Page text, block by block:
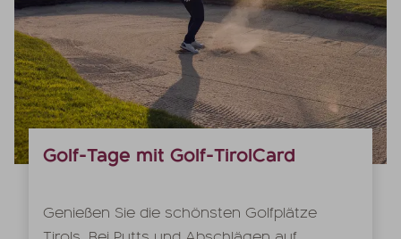
Golf-Tage mit Golf-TirolCard
Genießen Sie die schönsten Golfplätze